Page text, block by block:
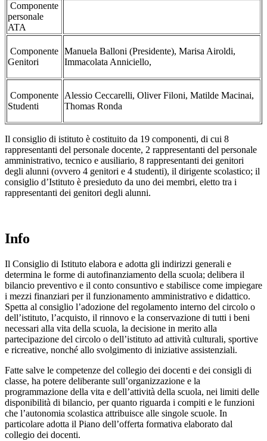
Componente
personale
ATA
Componente
Genitori
Manuela Balloni (Presidente), Marisa Airoldi,
Immacolata Anniciello,
Componente
Studenti
Alessio Ceccarelli, Oliver Filoni, Matilde Macinai,
Thomas Ronda
Il consiglio di istituto è costituito da 19 componenti, di cui 8
rappresentanti del personale docente, 2 rappresentanti del personale
amministrativo, tecnico e ausiliario, 8 rappresentanti dei genitori
degli alunni (ovvero 4 genitori e 4 studenti), il dirigente scolastico; il
consiglio d’Istituto è presieduto da uno dei membri, eletto tra i
rappresentanti dei genitori degli alunni.
Info
Il Consiglio di Istituto elabora e adotta gli indirizzi generali e
determina le forme di autofinanziamento della scuola; delibera il
bilancio preventivo e il conto consuntivo e stabilisce come impiegare
i mezzi finanziari per il funzionamento amministrativo e didattico.
Spetta al consiglio l’adozione del regolamento interno del circolo o
dell’istituto, l’acquisto, il rinnovo e la conservazione di tutti i beni
necessari alla vita della scuola, la decisione in merito alla
partecipazione del circolo o dell’istituto ad attività culturali, sportive
e ricreative, nonché allo svolgimento di iniziative assistenziali.
Fatte salve le competenze del collegio dei docenti e dei consigli di
classe, ha potere deliberante sull’organizzazione e la
programmazione della vita e dell’attività della scuola, nei limiti delle
disponibilità di bilancio, per quanto riguarda i compiti e le funzioni
che l’autonomia scolastica attribuisce alle singole scuole. In
particolare adotta il Piano dell’offerta formativa elaborato dal
collegio dei docenti.